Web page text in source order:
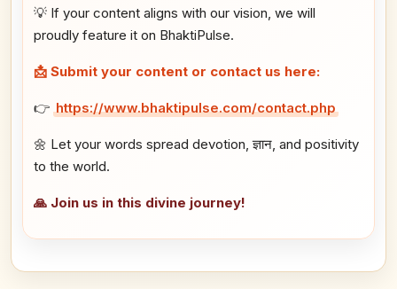
💡 If your content aligns with our vision, we will
proudly feature it on BhaktiPulse.
📩 Submit your content or contact us here:
👉 https://www.bhaktipulse.com/contact.php
🌼 Let your words spread devotion, ज्ञान, and positivity
to the world.
🙏 Join us in this divine journey!